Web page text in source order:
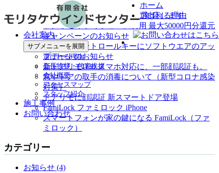
ホーム
選ばれる理由
会社案内
サブメニューを展開
選ばれる理由
会長挨拶・代表挨拶
会社概要
アクセスマップ
スタッフ紹介
施工事例
お問い合わせ
作について
ファミロックがリシェントに対応します
ドアリモ ドアリフォーム費用 最大50000円分還元
キャンペーンのお知らせ
スマートコントロールキーにソフトウエアのアッ
プデートのお知らせ
新ドアリモD30 スマホ対応に、一部顔認証も。
窓やドアの取手の消毒について（新型コロナ感染
対策）
ドアリモに顔認証 新スマートドア登場
FamiLock ファミロック iPhone
スマートフォンが家の鍵になる FamiLock（ファ
ミロック）
カテゴリー
お知らせ (4)